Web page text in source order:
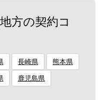
方の契約コ
長崎県 熊本県
鹿児島県